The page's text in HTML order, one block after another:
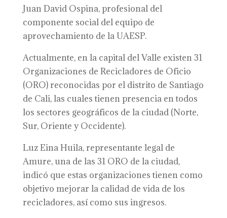
Juan David Ospina, profesional del
componente social del equipo de
aprovechamiento de la UAESP.
Actualmente, en la capital del Valle existen 31
Organizaciones de Recicladores de Oficio
(ORO) reconocidas por el distrito de Santiago
de Cali, las cuales tienen presencia en todos
los sectores geográficos de la ciudad (Norte,
Sur, Oriente y Occidente).
Luz Eina Huila, representante legal de
Amure, una de las 31 ORO de la ciudad,
indicó que estas organizaciones tienen como
objetivo mejorar la calidad de vida de los
recicladores, así como sus ingresos.